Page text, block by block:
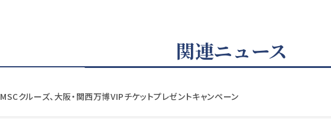
関連ニュース
MSCクルーズ、大阪・関西万博VIPチケットプレゼントキャンペーン